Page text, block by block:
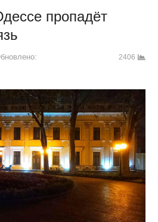
пропадёт
2406